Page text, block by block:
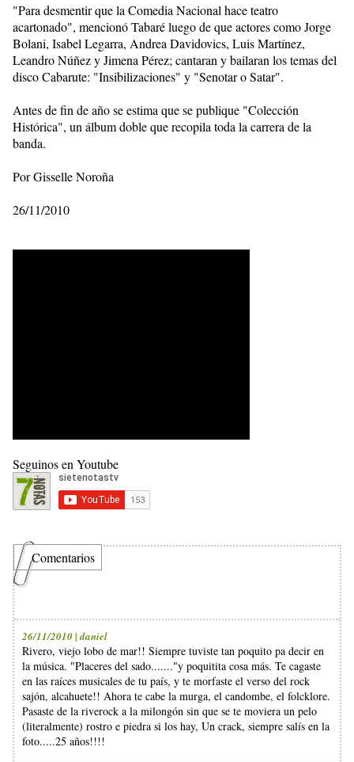
"Para desmentir que la Comedia Nacional hace teatro
acartonado", mencionó Tabaré luego de que actores como Jorge
Bolani, Isabel Legarra, Andrea Davidovics, Luis Martínez,
Leandro Núñez y Jimena Pérez; cantaran y bailaran los temas del
disco Cabarute: "Insibilizaciones" y "Senotar o Satar".
Antes de fin de año se estima que se publique "Colección
Histórica", un álbum doble que recopila toda la carrera de la
banda.
Por Gisselle Noroña
26/11/2010
Seguinos en Youtube
Comentarios
26/11/2010 | daniel
Rivero, viejo lobo de mar!! Siempre tuviste tan poquito pa decir en
la música. "Placeres del sado......."y poquitita cosa más. Te cagaste
en las raíces musicales de tu país, y te morfaste el verso del rock
sajón, alcahuete!! Ahora te cabe la murga, el candombe, el folcklore.
Pasaste de la riverock a la milongón sin que se te moviera un pelo
(literalmente) rostro e piedra si los hay, Un crack, siempre salís en la
foto.....25 años!!!!